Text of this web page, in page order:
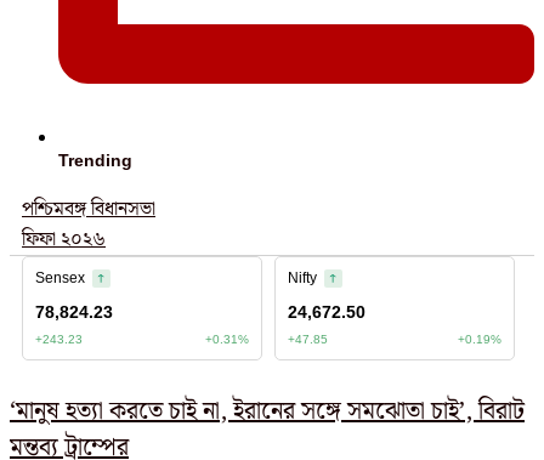
Trending
পশ্চিমবঙ্গ বিধানসভা
ফিফা ২০২৬
‘মানুষ হত্যা করতে চাই না, ইরানের সঙ্গে সমঝোতা চাই’, বিরাট
মন্তব্য ট্রাম্পের